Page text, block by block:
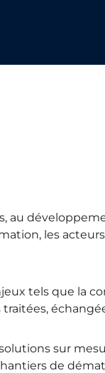
au
les
tels que la
sur
de